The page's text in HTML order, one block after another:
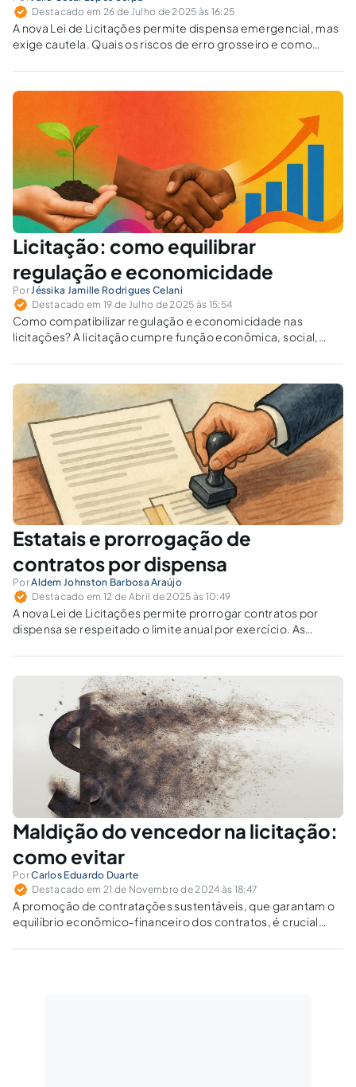
Destacado em 26 de Julho de 2025 às 16:25
A nova Lei de Licitações permite dispensa emergencial, mas
exige cautela. Quais os riscos de erro grosseiro e como
Licitação: como equilibrar
regulação e economicidade
Por Jéssika Jamille Rodrigues Celani
Destacado em 19 de Julho de 2025 às 15:54
Como compatibilizar regulação e economicidade nas
licitações? A licitação cumpre função econômica, social,
princípios.
Estatais e prorrogação de
contratos por dispensa
PorAldem Johnston Barbosa Araújo
Destacado em 12 de Abril de 2025 às 10:49
A nova Lei de Licitações permite prorrogar contratos por
dispensa se respeitado o limite anual por exercício. As
regra similar no seu regimento?
Maldição do vencedor na licitação:
como evitar
PorCarlos Eduardo Duarte
Destacado em 21 de Novembro de 2024 às 18:47
A promoção de contratações sustentáveis, que garantam o
equilíbrio econômico-financeiro dos contratos, é crucial
de qualidade à sociedade.